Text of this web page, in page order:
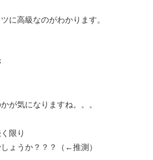
に高級なのがわかります。
が気になりますね。。。
限り
ょうか？？？（←推測）